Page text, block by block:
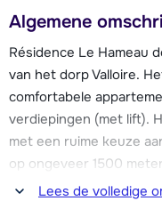
Algemene
Résidence Le Hameau
van het dorp Valloire.
comfortabele
verdiepingen (met lift).
met een ruime keuze
op ongeveer 1500
ca. 1200 meter van Le
Lees de volledige